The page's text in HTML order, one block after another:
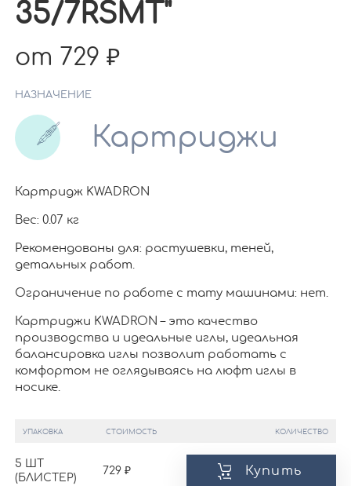
35/7RSMT"
от 729
НАЗНАЧЕНИЕ
Картриджи
Картридж KWADRON
Вес: 0.07 кг
Рекомендованы для: растушевки, теней,
детальных работ.
Ограничение по работе c тату машинами: нет.
Картриджи KWADRON – это качество
производства и идеальные иглы, идеальная
балансировка иглы позволит работать с
комфортом не оглядываясь на люфт иглы в
носике.
УПАКОВКА СТОИМОСТЬ КОЛИЧЕСТВО
5 ШТ
(БЛИСТЕР)
729 Купить